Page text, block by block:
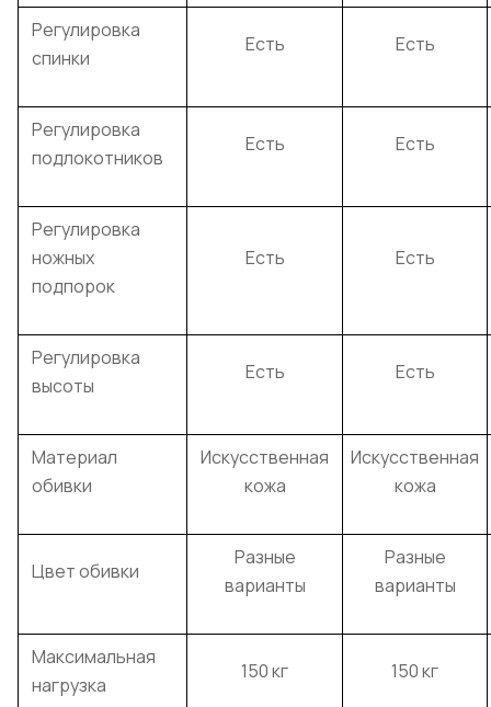
Регулировка
спинки
Есть Есть
Регулировка
подлокотников
Есть Есть
Регулировка
ножных
подпорок
Есть Есть
Регулировка
высоты
Есть Есть
Материал
обивки
Искусственная
кожа
Искусственная
кожа
Цвет обивки
Разные
варианты
Разные
варианты
Максимальная
нагрузка
150 кг 150 кг